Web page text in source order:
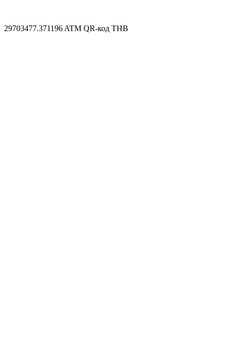
29703477.371196 ATM QR-код THB